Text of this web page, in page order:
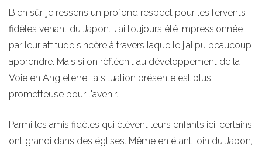
Bien sûr, je ressens un profond respect pour les fervents
fidèles venant du Japon. J'ai toujours été impressionnée
par leur attitude sincère à travers laquelle j'ai pu beaucoup
apprendre. Mais si on réfléchit au développement de la
Voie en Angleterre, la situation présente est plus
prometteuse pour l'avenir.
Parmi les amis fidèles qui élèvent leurs enfants ici, certains
ont grandi dans des églises. Même en étant loin du Japon,